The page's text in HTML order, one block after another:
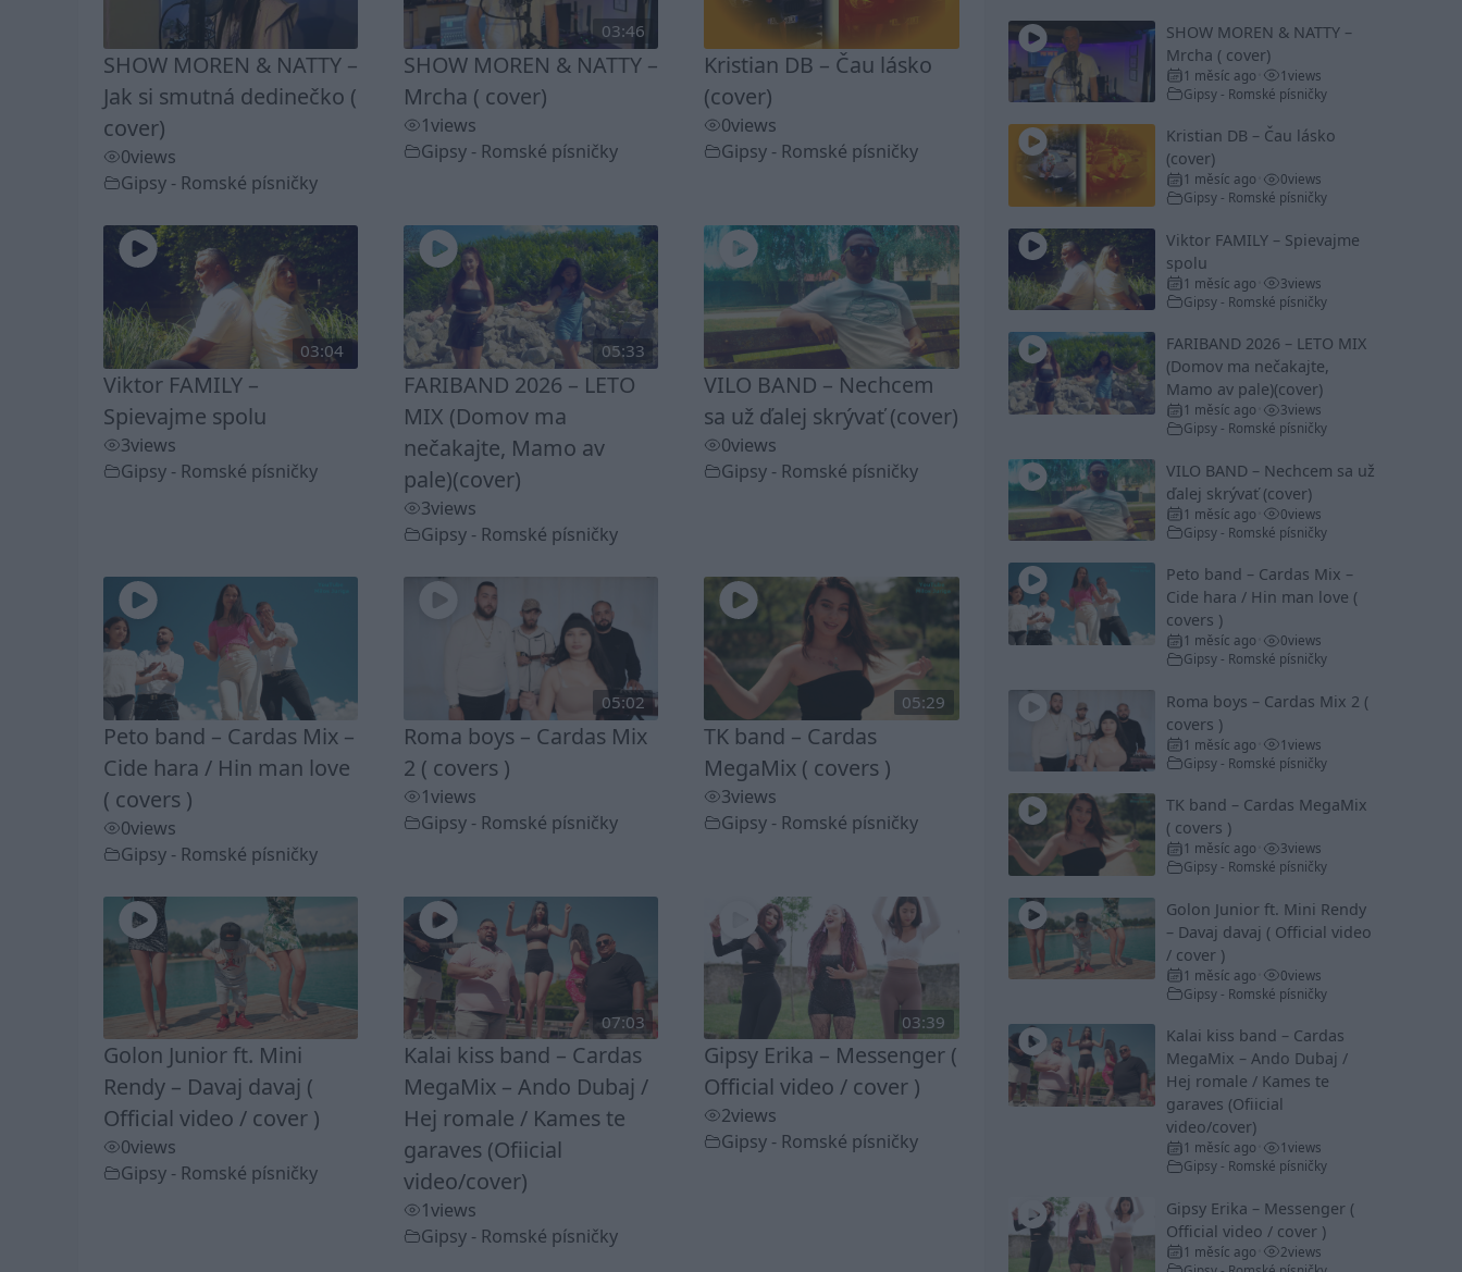
SHOW MOREN & NATTY –
Jak si smutná dedinečko (
cover)
0views
Gipsy - Romské písničky
03:46
SHOW MOREN & NATTY –
Mrcha ( cover)
1views
Gipsy - Romské písničky
Kristian DB – Čau lásko
(cover)
0views
Gipsy - Romské písničky
03:04
Viktor FAMILY –
Spievajme spolu
3views
Gipsy - Romské písničky
05:33
FARIBAND 2026 – LETO
MIX (Domov ma
nečakajte, Mamo av
pale)(cover)
3views
Gipsy - Romské písničky
VILO BAND – Nechcem
sa už ďalej skrývať (cover)
0views
Gipsy - Romské písničky
Peto band – Cardas Mix –
Cide hara / Hin man love
( covers )
0views
Gipsy - Romské písničky
05:02
Roma boys – Cardas Mix
2 ( covers )
1views
Gipsy - Romské písničky
05:29
TK band – Cardas
MegaMix ( covers )
3views
Gipsy - Romské písničky
Golon Junior ft. Mini
Rendy – Davaj davaj (
Official video / cover )
0views
Gipsy - Romské písničky
07:03
Kalai kiss band – Cardas
MegaMix – Ando Dubaj /
Hej romale / Kames te
garaves (Ofiicial
video/cover)
1views
Gipsy - Romské písničky
03:39
Gipsy Erika – Messenger (
Official video / cover )
2views
Gipsy - Romské písničky
SHOW MOREN & NATTY –
Mrcha ( cover)
1 měsíc ago 1views
Gipsy - Romské písničky
Kristian DB – Čau lásko
(cover)
1 měsíc ago 0views
Gipsy - Romské písničky
Viktor FAMILY – Spievajme
spolu
1 měsíc ago 3views
Gipsy - Romské písničky
FARIBAND 2026 – LETO MIX
(Domov ma nečakajte,
Mamo av pale)(cover)
1 měsíc ago 3views
Gipsy - Romské písničky
VILO BAND – Nechcem sa už
ďalej skrývať (cover)
1 měsíc ago 0views
Gipsy - Romské písničky
Peto band – Cardas Mix –
Cide hara / Hin man love (
covers )
1 měsíc ago 0views
Gipsy - Romské písničky
Roma boys – Cardas Mix 2 (
covers )
1 měsíc ago 1views
Gipsy - Romské písničky
TK band – Cardas MegaMix
( covers )
1 měsíc ago 3views
Gipsy - Romské písničky
Golon Junior ft. Mini Rendy
– Davaj davaj ( Official video
/ cover )
1 měsíc ago 0views
Gipsy - Romské písničky
Kalai kiss band – Cardas
MegaMix – Ando Dubaj /
Hej romale / Kames te
garaves (Ofiicial
video/cover)
1 měsíc ago 1views
Gipsy - Romské písničky
Gipsy Erika – Messenger (
Official video / cover )
1 měsíc ago 2views